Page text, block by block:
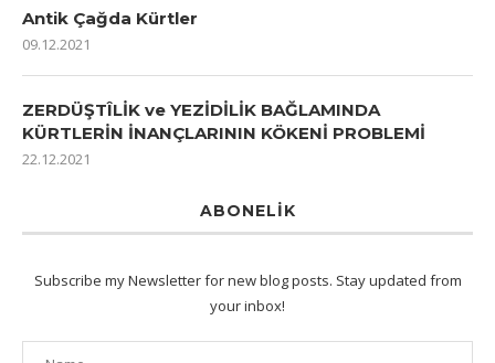
Antik Çağda Kürtler
09.12.2021
ZERDÜŞTÎLİK ve YEZİDİLİK BAĞLAMINDA
KÜRTLERİN İNANÇLARININ KÖKENİ PROBLEMİ
22.12.2021
ABONELIK
Subscribe my Newsletter for new blog posts. Stay updated from
your inbox!